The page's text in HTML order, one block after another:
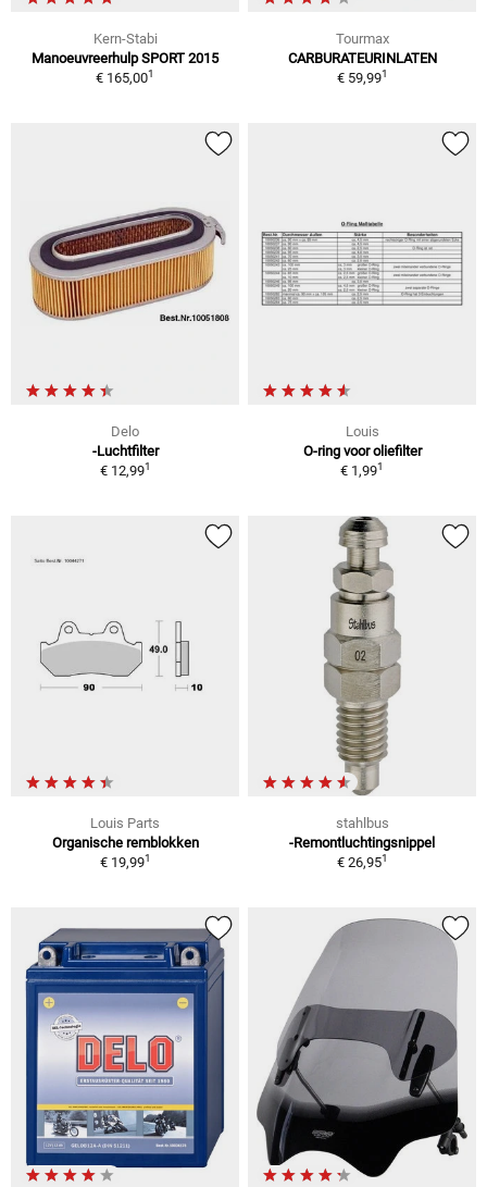
Kern-Stabi
Manoeuvreerhulp SPORT 2015
€ 165,001
Tourmax
CARBURATEURINLATEN
€ 59,991
Delo
-Luchtfilter
€ 12,991
Louis
O-ring voor oliefilter
€ 1,991
Louis Parts
Organische remblokken
€ 19,991
stahlbus
-Remontluchtingsnippel
€ 26,951